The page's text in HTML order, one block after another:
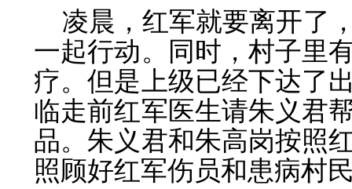
凌晨，红军就要离开了
一起行动。同时，村子里
疗。但是上级已经下达了
临走前红军医生请朱义君
品。朱义君和朱高岗按照
照顾好红军伤员和患病村